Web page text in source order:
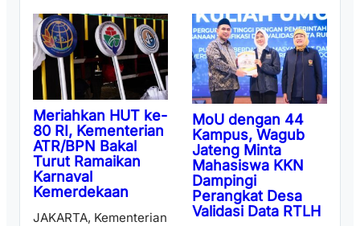
Meriahkan HUT ke-
80 RI, Kementerian
ATR/BPN Bakal
Turut Ramaikan
Karnaval
Kemerdekaan
JAKARTA, Kementerian
MoU dengan 44
Kampus, Wagub
Jateng Minta
Mahasiswa KKN
Dampingi
Perangkat Desa
Validasi Data RTLH